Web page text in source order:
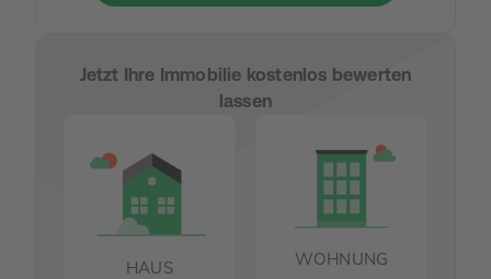
Jetzt Ihre Immobilie kostenlos bewerten
lassen
HAUS WOHNUNG